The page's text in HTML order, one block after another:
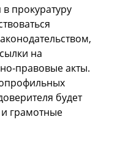
прокуратуру
на
правовые акты.
будет
грамотные